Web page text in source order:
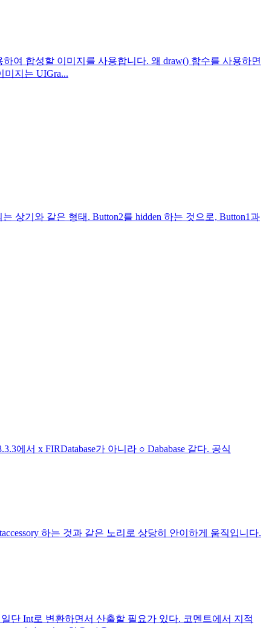
하여 합성할 이미지를 사용합니다. 왜 draw() 함수를 사용하면
미지는 UIGra...
상기와 같은 형태. Button2를 hidden 하는 것으로, Button1과
에서 x FIRDatabase가 아니라 ○ Dababase 같다. 공식
하는 것과 같은 노리로 상당히 안이하게 움직입니다.
단 Int로 변환하면서 산출할 필요가 있다. 코멘트에서 지적